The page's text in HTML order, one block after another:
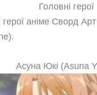
Головні герої
герої аніме Сворд
Асуна Юкі (Asuna